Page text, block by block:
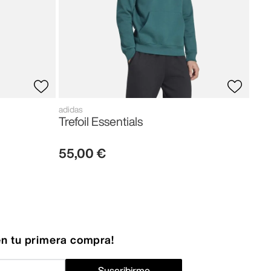
adidas
Trefoil Essentials
55,00 €
tu primera compra!